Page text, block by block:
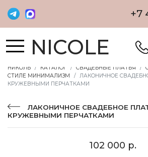
+7
NICOLE
НИКОЛЬ КАТАЛОГ СВАДЕБНЫЕ ПЛАТЬЯ
СТИЛЕ МИНИМАЛИЗМ
ЛАКОНИЧНОЕ
КРУЖЕВНЫМИ ПЕРЧАТКАМИ
ЛАКОНИЧНОЕ СВАДЕБНОЕ
КРУЖЕВНЫМИ ПЕРЧАТКАМИ
102 000 р.